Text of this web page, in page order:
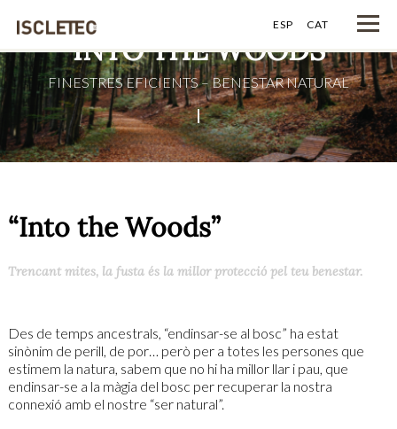
ESP CAT
INTO THE WOODS
FINESTRES EFICIENTS – BENESTAR NATURAL
“Into the Woods”
Trencant mites, la fusta és la millor protecció pel teu benestar.
Des de temps ancestrals, “endinsar-se al bosc” ha estat
sinònim de perill, de por… però per a totes les persones que
estimem la natura, sabem que no hi ha millor llar i pau, que
endinsar-se a la màgia del bosc per recuperar la nostra
connexió amb el nostre “ser natural”.